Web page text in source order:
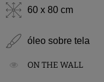
60 x 80 cm
óleo sobre tela
ON THE WALL